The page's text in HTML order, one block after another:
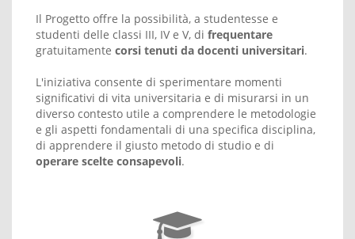
Il Progetto offre la possibilità, a studentesse e
studenti delle classi III, IV e V, di frequentare
gratuitamente corsi tenuti da docenti universitari.
L'iniziativa consente di sperimentare momenti
significativi di vita universitaria e di misurarsi in un
diverso contesto utile a comprendere le metodologie
e gli aspetti fondamentali di una specifica disciplina,
di apprendere il giusto metodo di studio e di
operare scelte consapevoli.